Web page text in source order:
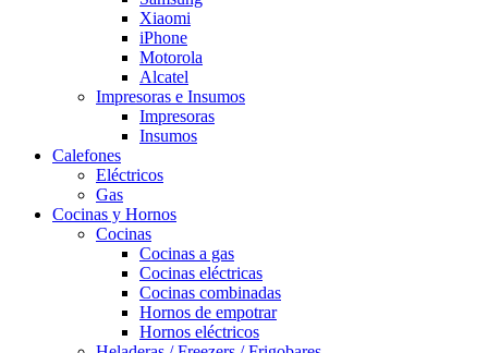
Xiaomi
iPhone
Motorola
Alcatel
Impresoras e Insumos
Impresoras
Insumos
Calefones
Eléctricos
Gas
Cocinas y Hornos
Cocinas
Cocinas a gas
Cocinas eléctricas
Cocinas combinadas
Hornos de empotrar
Hornos eléctricos